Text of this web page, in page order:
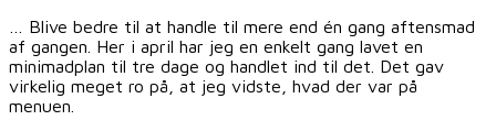
… Blive bedre til at handle til mere end én gang aftensmad
af gangen. Her i april har jeg en enkelt gang lavet en
minimadplan til tre dage og handlet ind til det. Det gav
virkelig meget ro på, at jeg vidste, hvad der var på
menuen.